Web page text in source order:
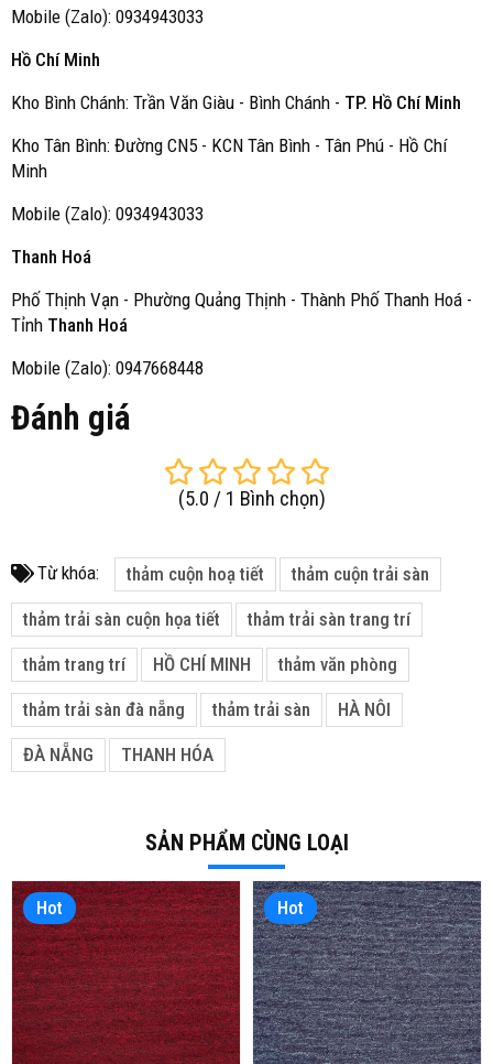
Mobile (Zalo): 0934943033
Hồ Chí Minh
Kho Bình Chánh: Trần Văn Giàu - Bình Chánh - TP. Hồ Chí Minh
Kho Tân Bình: Đường CN5 - KCN Tân Bình - Tân Phú - Hồ Chí
Minh
Mobile (Zalo): 0934943033
Thanh Hoá
Phố Thịnh Vạn - Phường Quảng Thịnh - Thành Phố Thanh Hoá -
Tỉnh Thanh Hoá
Mobile (Zalo): 0947668448
Đánh giá
(5.0 / 1 Bình chọn)
Từ khóa: thảm cuộn hoạ tiết thảm cuộn trải sàn
thảm trải sàn cuộn họa tiết thảm trải sàn trang trí
thảm trang trí HỒ CHÍ MINH thảm văn phòng
thảm trải sàn đà nẵng thảm trải sàn HÀ NÔI
ĐÀ NẴNG THANH HÓA
SẢN PHẨM CÙNG LOẠI
Hot Hot